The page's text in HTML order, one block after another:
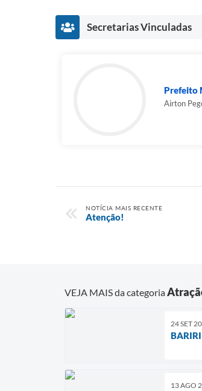
Secretarias Vinculadas
Prefeito
Airton
NOTÍCIA MAIS RECENTE
Atenção!
VEJA MAIS da categoria
24 SET
13 AGO